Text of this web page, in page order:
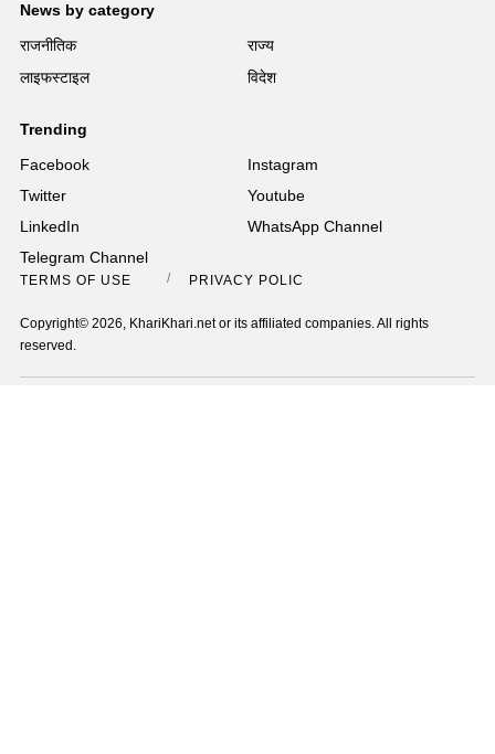
News by category
राजनीतिक
राज्य
लाइफस्टाइल
विदेश
Trending
Facebook
Instagram
Twitter
Youtube
LinkedIn
WhatsApp Channel
Telegram Channel
TERMS OF USE PRIVACY POLICY
Copyright© 2026, KhariKhari.net or its affiliated companies. All rights
reserved.